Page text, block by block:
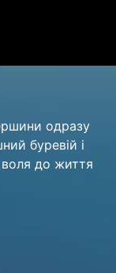
одразу
буревій і
до життя